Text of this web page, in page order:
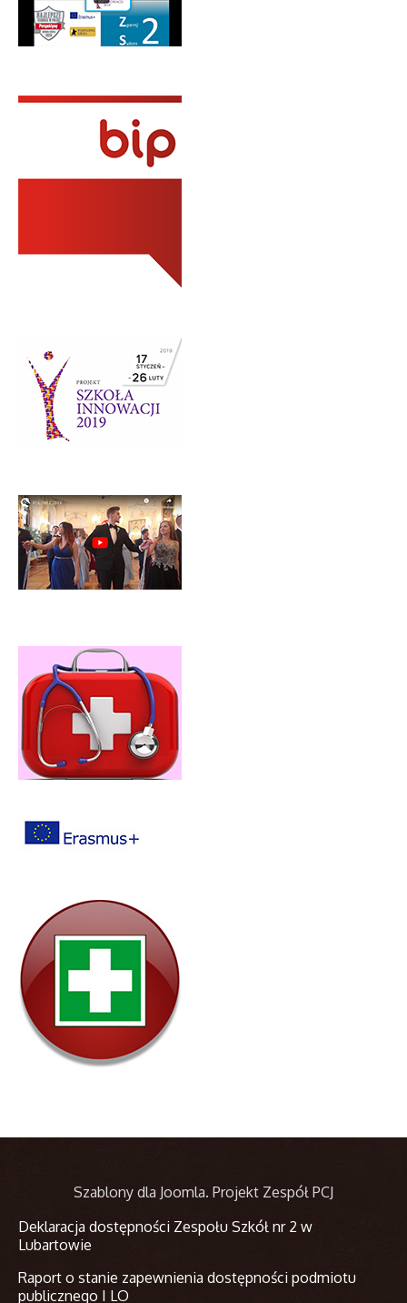
Szablony dla Joomla. Projekt Zespół PCJ
Deklaracja dostępności Zespołu Szkół nr 2 w
Lubartowie
Raport o stanie zapewnienia dostępności podmiotu
publicznego I LO